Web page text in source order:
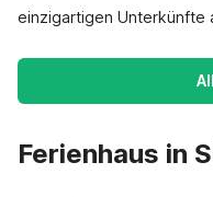
einzigartigen Unterkünfte
Ferienhaus in